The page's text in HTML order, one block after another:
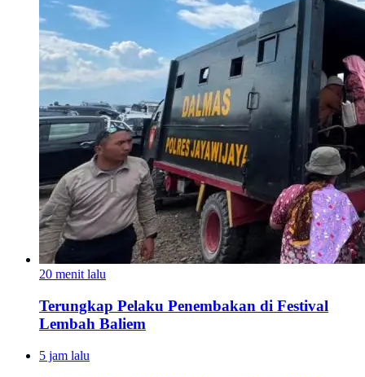
20 menit lalu
Terungkap Pelaku Penembakan di Festival
Lembah Baliem
5 jam lalu